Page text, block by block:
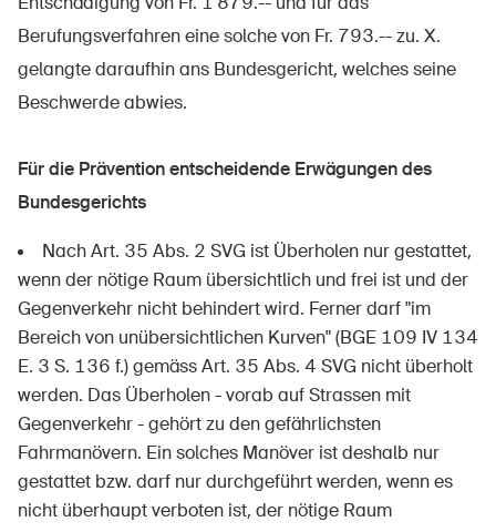
Berufungsverfahren eine solche von Fr. 793.-- zu. X.
gelangte daraufhin ans Bundesgericht, welches seine
Beschwerde abwies.
Für die Prävention entscheidende Erwägungen des
Bundesgerichts
Nach Art. 35 Abs. 2 SVG ist Überholen nur gestattet,
wenn der nötige Raum übersichtlich und frei ist und der
Gegenverkehr nicht behindert wird. Ferner darf "im
Bereich von unübersichtlichen Kurven" (BGE 109 IV 134
E. 3 S. 136 f.) gemäss Art. 35 Abs. 4 SVG nicht überholt
werden. Das Überholen - vorab auf Strassen mit
Gegenverkehr - gehört zu den gefährlichsten
Fahrmanövern. Ein solches Manöver ist deshalb nur
gestattet bzw. darf nur durchgeführt werden, wenn es
nicht überhaupt verboten ist, der nötige Raum